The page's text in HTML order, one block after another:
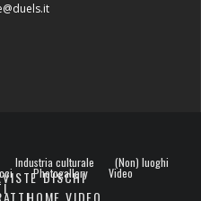
Industria culturale
DISCHI
(Non) luoghi
Photogallery Video